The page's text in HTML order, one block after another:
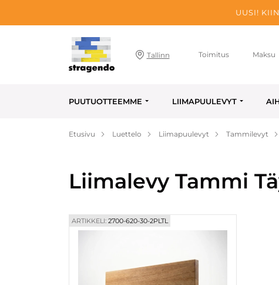
UUSI!
Tallinn Toimitus Maksu
PUUTUOTTEEMME LIIMAPUULEVYT
Etusivu Luettelo Liimapuulevyt Tammilevyt
Liimalevy Tammi
ARTIKKELI: 2700-620-30-2PLTL